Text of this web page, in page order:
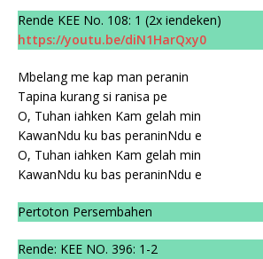
Rende KEE No. 108: 1 (2x iendeken)
https://youtu.be/diN1HarQxy0
Mbelang me kap man peranin
Tapina kurang si ranisa pe
O, Tuhan iahken Kam gelah min
KawanNdu ku bas peraninNdu e
O, Tuhan iahken Kam gelah min
KawanNdu ku bas peraninNdu e
Pertoton Persembahen
Rende: KEE NO. 396: 1-2